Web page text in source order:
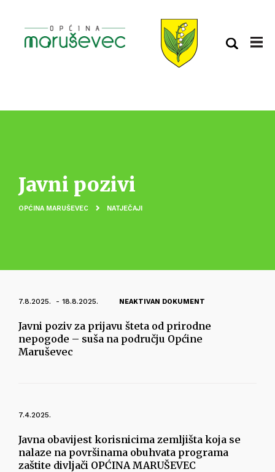
Javni pozivi
OPĆINA MARUŠEVEC NATJEČAJI
7.8.2025. - 18.8.2025. NEAKTIVAN DOKUMENT
Javni poziv za prijavu šteta od prirodne
nepogode – suša na području Općine
Maruševec
7.4.2025.
Javna obavijest korisnicima zemljišta koja se
nalaze na površinama obuhvata programa
zaštite divljači OPĆINA MARUŠEVEC